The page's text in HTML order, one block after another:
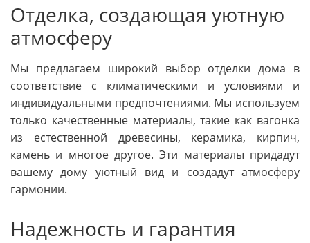
Отделка, создающая уютную
атмосферу
Мы предлагаем широкий выбор отделки дома в
соответствие с климатическими и условиями и
индивидуальными предпочтениями. Мы используем
только качественные материалы, такие как вагонка
из естественной древесины, керамика, кирпич,
камень и многое другое. Эти материалы придадут
вашему дому уютный вид и создадут атмосферу
гармонии.
Надежность и гарантия